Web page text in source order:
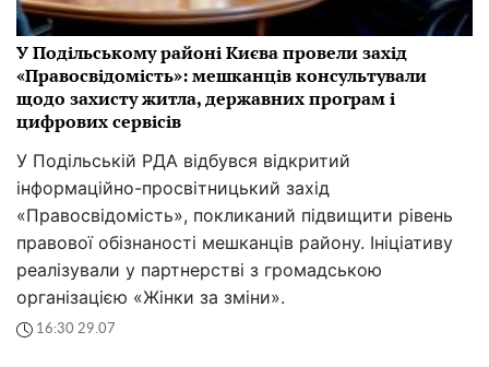
У Подільському районі Києва провели захід
«Правосвідомість»: мешканців консультували
щодо захисту житла, державних програм і
цифрових сервісів
У Подільській РДА відбувся відкритий
інформаційно-просвітницький захід
«Правосвідомість», покликаний підвищити рівень
правової обізнаності мешканців району. Ініціативу
реалізували у партнерстві з громадською
організацією «Жінки за зміни».
16:30 29.07